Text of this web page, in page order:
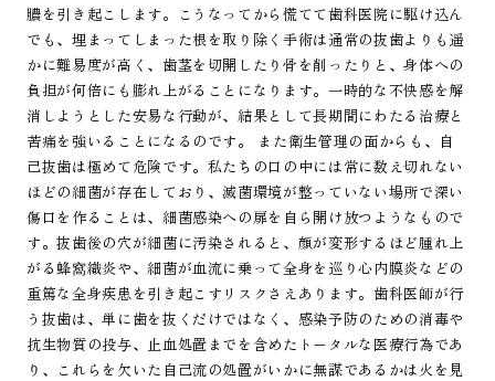
膿を引き起こします。こうなってから慌てて歯科医院に駆け込ん
でも、埋まってしまった根を取り除く手術は通常の抜歯よりも遥
かに難易度が高く、歯茎を切開したり骨を削ったりと、身体への
負担が何倍にも膨れ上がることになります。一時的な不快感を解
消しようとした安易な行動が、結果として長期間にわたる治療と
苦痛を強いることになるのです。 また衛生管理の面からも、自
己抜歯は極めて危険です。私たちの口の中には常に数え切れない
ほどの細菌が存在しており、滅菌環境が整っていない場所で深い
傷口を作ることは、細菌感染への扉を自ら開け放つようなもので
す。抜歯後の穴が細菌に汚染されると、顔が変形するほど腫れ上
がる蜂窩織炎や、細菌が血流に乗って全身を巡り心内膜炎などの
重篤な全身疾患を引き起こすリスクさえあります。歯科医師が行
う抜歯は、単に歯を抜くだけではなく、感染予防のための消毒や
抗生物質の投与、止血処置までを含めたトータルな医療行為であ
り、これらを欠いた自己流の処置がいかに無謀であるかは火を見